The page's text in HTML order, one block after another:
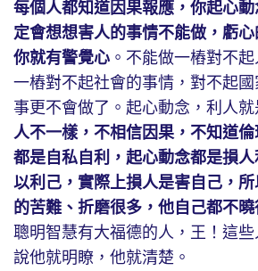
每個人都知道因果報應，你起心
定會想想害人的事情不能做，虧心
你就有警覺心 。不能做一樁對不
一樁對不起社會的事情，對不起
事更不會做了。起心動念，利人就
人不一樣，不相信因果，不知道
都是自私自利，起心動念都是損人
以利己，實際上損人是害自己，
的苦難、折磨很多，他自己都不
聰明智慧有大福德的人，王！這
說他就明瞭，他就清楚。